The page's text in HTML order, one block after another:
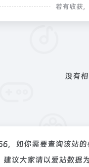
若有收获
没有
，如你需要查询该站
建议大家请以爱站数